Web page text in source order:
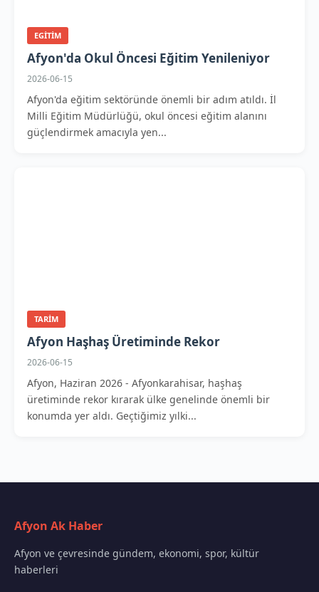
EGITIM
Afyon'da Okul Öncesi Eğitim Yenileniyor
2026-06-15
Afyon'da eğitim sektöründe önemli bir adım atıldı. İl
Milli Eğitim Müdürlüğü, okul öncesi eğitim alanını
güçlendirmek amacıyla yen...
TARIM
Afyon Haşhaş Üretiminde Rekor
2026-06-15
Afyon, Haziran 2026 - Afyonkarahisar, haşhaş
üretiminde rekor kırarak ülke genelinde önemli bir
konumda yer aldı. Geçtiğimiz yılki...
Afyon Ak Haber
Afyon ve çevresinde gündem, ekonomi, spor, kültür
haberleri